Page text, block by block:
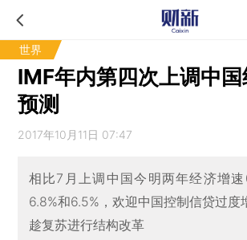
世界
IMF年内第四次上调中
预测
2017年10月11日 07:47
相比7月上调中国今明两年经济增速
6.8%和6.5%，欢迎中国控制信贷过度
趁复苏进行结构改革